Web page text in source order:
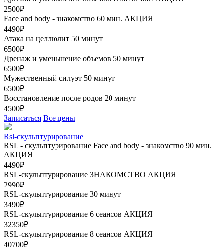
2500₽
Face and body - знакомство 60 мин. АКЦИЯ
4490₽
Атака на целлюлит 50 минут
6500₽
Дренаж и уменьшение объемов 50 минут
6500₽
Мужественный силуэт 50 минут
6500₽
Восстановление после родов 20 минут
4500₽
Записаться Все цены
Rsl-скульптурирование
RSL - скульптурирование Face and body - знакомство 90 мин.
АКЦИЯ
4490₽
RSL-скульптурирование ЗНАКОМСТВО АКЦИЯ
2990₽
RSL-скульптурирование 30 минут
3490₽
RSL-скульптурирование 6 сеансов АКЦИЯ
32350₽
RSL-скульптурирование 8 сеансов АКЦИЯ
40700₽